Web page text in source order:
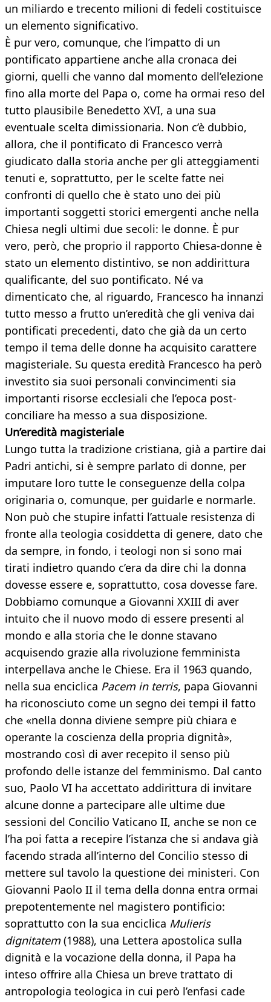
un miliardo e trecento milioni di fedeli costituisce
un elemento significativo.
È pur vero, comunque, che l’impatto di un
pontificato appartiene anche alla cronaca dei
giorni, quelli che vanno dal momento dell’elezione
fino alla morte del Papa o, come ha ormai reso del
tutto plausibile Benedetto XVI, a una sua
eventuale scelta dimissionaria. Non c’è dubbio,
allora, che il pontificato di Francesco verrà
giudicato dalla storia anche per gli atteggiamenti
tenuti e, soprattutto, per le scelte fatte nei
confronti di quello che è stato uno dei più
importanti soggetti storici emergenti anche nella
Chiesa negli ultimi due secoli: le donne. È pur
vero, però, che proprio il rapporto Chiesa-donne è
stato un elemento distintivo, se non addirittura
qualificante, del suo pontificato. Né va
dimenticato che, al riguardo, Francesco ha innanzi
tutto messo a frutto un’eredità che gli veniva dai
pontificati precedenti, dato che già da un certo
tempo il tema delle donne ha acquisito carattere
magisteriale. Su questa eredità Francesco ha però
investito sia suoi personali convincimenti sia
importanti risorse ecclesiali che l’epoca post-
conciliare ha messo a sua disposizione.
Un’eredità magisteriale
Lungo tutta la tradizione cristiana, già a partire dai
Padri antichi, si è sempre parlato di donne, per
imputare loro tutte le conseguenze della colpa
originaria o, comunque, per guidarle e normarle.
Non può che stupire infatti l’attuale resistenza di
fronte alla teologia cosiddetta di genere, dato che
da sempre, in fondo, i teologi non si sono mai
tirati indietro quando c’era da dire chi la donna
dovesse essere e, soprattutto, cosa dovesse fare.
Dobbiamo comunque a Giovanni XXIII di aver
intuito che il nuovo modo di essere presenti al
mondo e alla storia che le donne stavano
acquisendo grazie alla rivoluzione femminista
interpellava anche le Chiese. Era il 1963 quando,
nella sua enciclica Pacem in terris, papa Giovanni
ha riconosciuto come un segno dei tempi il fatto
che «nella donna diviene sempre più chiara e
operante la coscienza della propria dignità»,
mostrando così di aver recepito il senso più
profondo delle istanze del femminismo. Dal canto
suo, Paolo VI ha accettato addirittura di invitare
alcune donne a partecipare alle ultime due
sessioni del Concilio Vaticano II, anche se non ce
l’ha poi fatta a recepire l’istanza che si andava già
facendo strada all’interno del Concilio stesso di
mettere sul tavolo la questione dei ministeri. Con
Giovanni Paolo II il tema della donna entra ormai
prepotentemente nel magistero pontificio:
soprattutto con la sua enciclica Mulieris
dignitatem(1988), una Lettera apostolica sulla
dignità e la vocazione della donna, il Papa ha
inteso offrire alla Chiesa un breve trattato di
antropologia teologica in cui però l’enfasi cade